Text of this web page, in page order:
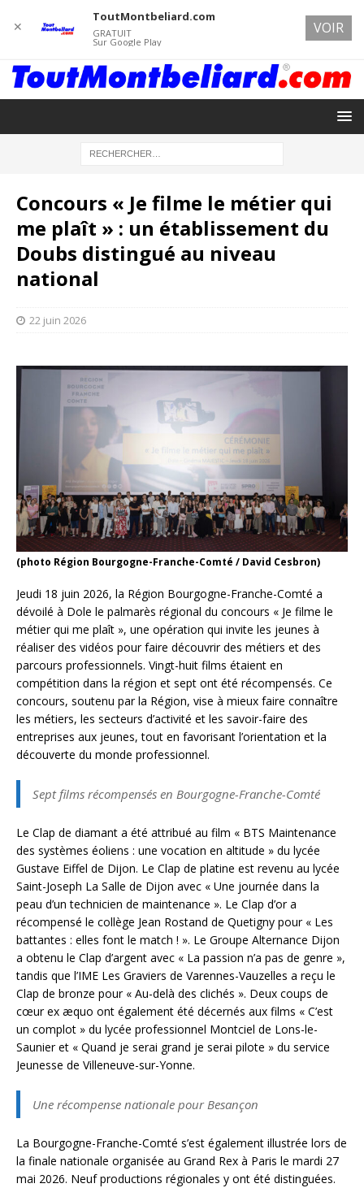
Concours « Je filme le métier qui
me plaît » : un établissement du
Doubs distingué au niveau
national
22 juin 2026
(photo Région Bourgogne-Franche-Comté / David Cesbron)
Jeudi 18 juin 2026, la Région Bourgogne-Franche-Comté a
dévoilé à Dole le palmarès régional du concours « Je filme le
métier qui me plaît », une opération qui invite les jeunes à
réaliser des vidéos pour faire découvrir des métiers et des
parcours professionnels. Vingt-huit films étaient en
compétition dans la région et sept ont été récompensés. Ce
concours, soutenu par la Région, vise à mieux faire connaître
les métiers, les secteurs d’activité et les savoir-faire des
entreprises aux jeunes, tout en favorisant l’orientation et la
découverte du monde professionnel.
Sept films récompensés en Bourgogne-Franche-Comté
Le Clap de diamant a été attribué au film « BTS Maintenance
des systèmes éoliens : une vocation en altitude » du lycée
Gustave Eiffel de Dijon. Le Clap de platine est revenu au lycée
Saint-Joseph La Salle de Dijon avec « Une journée dans la
peau d’un technicien de maintenance ». Le Clap d’or a
récompensé le collège Jean Rostand de Quetigny pour « Les
battantes : elles font le match ! ». Le Groupe Alternance Dijon
a obtenu le Clap d’argent avec « La passion n’a pas de genre »,
tandis que l’IME Les Graviers de Varennes-Vauzelles a reçu le
Clap de bronze pour « Au-delà des clichés ». Deux coups de
cœur ex æquo ont également été décernés aux films « C’est
un complot » du lycée professionnel Montciel de Lons-le-
Saunier et « Quand je serai grand je serai pilote » du service
Jeunesse de Villeneuve-sur-Yonne.
Une récompense nationale pour Besançon
La Bourgogne-Franche-Comté s’est également illustrée lors de
la finale nationale organisée au Grand Rex à Paris le mardi 27
mai 2026. Neuf productions régionales y ont été distinguées.
✕
ToutMontbeliard.com
GRATUIT
Sur Google Play
VOIR